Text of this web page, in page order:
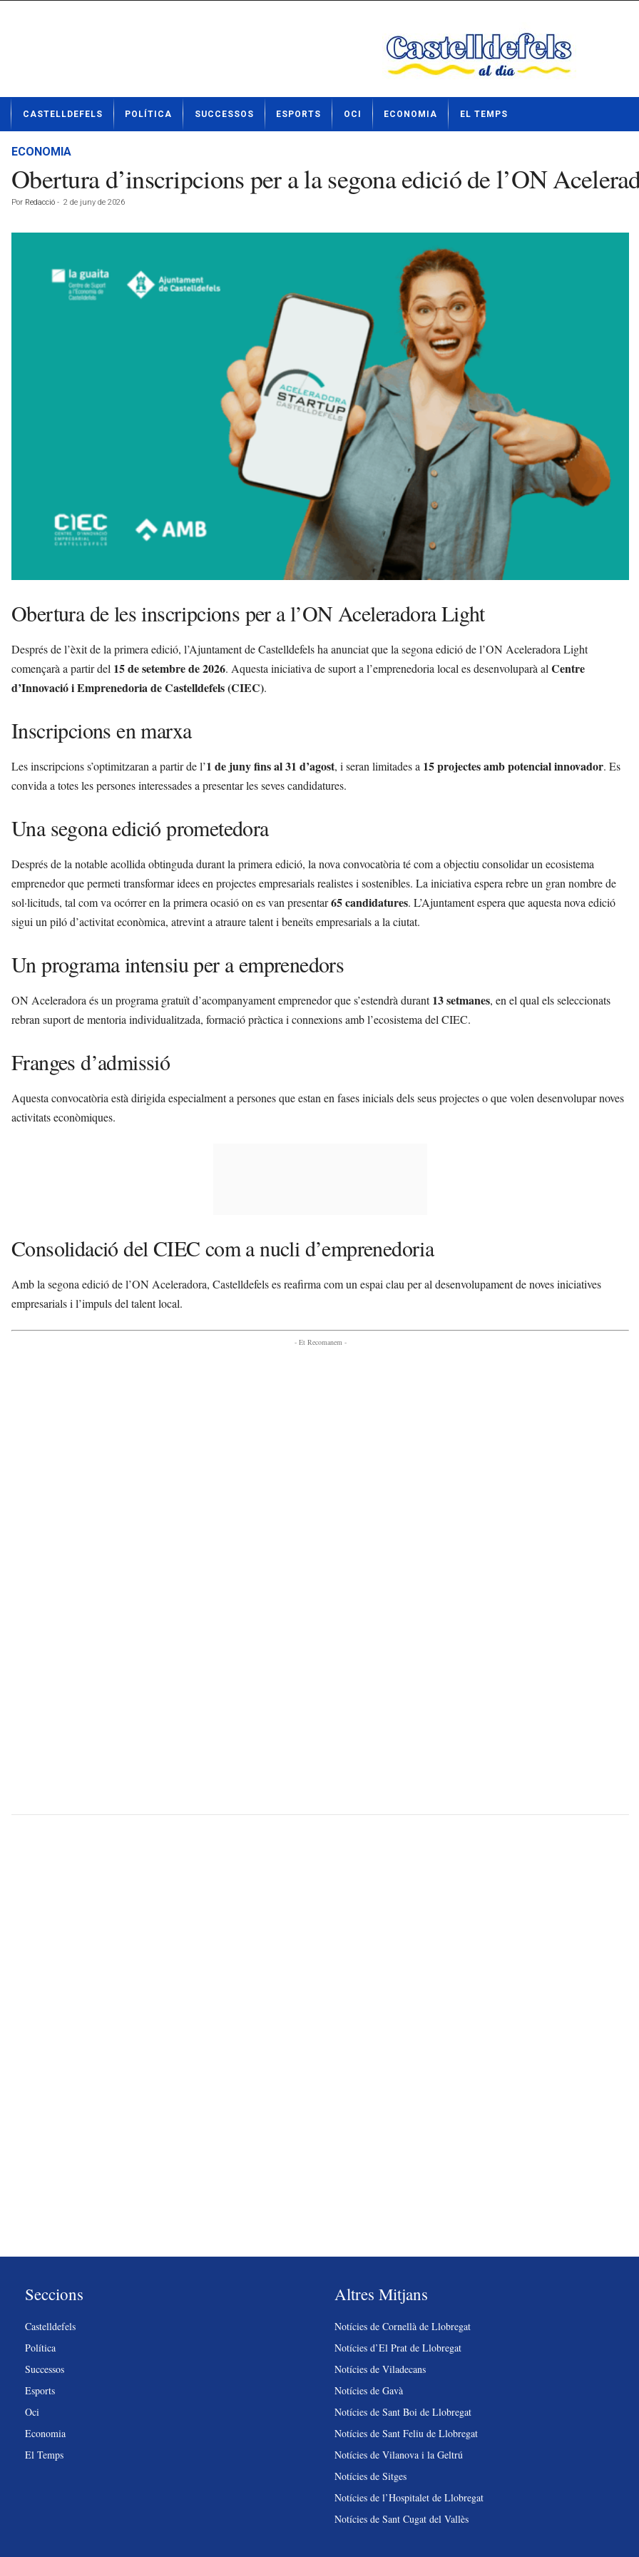
t
CASTELLDEFELS POLÍTICA SUCCESSOS ESPORTS OCI ECONOMIA EL TEMPS
ECONOMIA
Obertura d’inscripcions per a la segona edició de l’ON
Por Redacció - 2 de juny de 2026
Obertura de les inscripcions per a l’ON Aceleradora Light
Després de l’èxit de la primera edició, l’Ajuntament de Castelldefels ha anunciat que la segona edició de l’ON Aceleradora Light
començarà a partir del 15 de setembre de 2026. Aquesta iniciativa de suport a l’emprenedoria local es desenvoluparà alCentre
d’Innovació i Emprenedoria de Castelldefels (CIEC).
Inscripcions en marxa
Les inscripcions s’optimitzaran a partir de l’1 de juny fins al 31 d’agost, i seran limitades a 15 projectes amb potencial innovador. Es
convida a totes les persones interessades a presentar les seves candidatures.
Una segona edició prometedora
Després de la notable acollida obtinguda durant la primera edició, la nova convocatòria té com a objectiu consolidar un ecosistema
emprenedor que permeti transformar idees en projectes empresarials realistes i sostenibles. La iniciativa espera rebre un gran nombre de
sol·licituds, tal com va ocórrer en la primera ocasió on es van presentar65 candidatures. L’Ajuntament espera que aquesta nova edició
sigui un piló d’activitat econòmica, atrevint a atraure talent i beneïts empresarials a la ciutat.
Un programa intensiu per a emprenedors
ON Aceleradora és un programa gratuït d’acompanyament emprenedor que s’estendrà durant13 setmanes, en el qual els seleccionats
rebran suport de mentoria individualitzada, formació pràctica i connexions amb l’ecosistema del CIEC.
Franges d’admissió
Aquesta convocatòria està dirigida especialment a persones que estan en fases inicials dels seus projectes o que volen desenvolupar noves
activitats econòmiques.
Consolidació del CIEC com a nucli d’emprenedoria
Amb la segona edició de l’ON Aceleradora, Castelldefels es reafirma com un espai clau per al desenvolupament de noves iniciatives
empresarials i l’impuls del talent local.
- Et Recomanem -
Seccions
Castelldefels
Política
Successos
Esports
Oci
Economia
El Temps
Altres Mitjans
Notícies de Cornellà de Llobregat
Notícies d’El Prat de Llobregat
Notícies de Viladecans
Notícies de Gavà
Notícies de Sant Boi de Llobregat
Notícies de Sant Feliu de Llobregat
Notícies de Vilanova i la Geltrú
Notícies de Sitges
Notícies de l’Hospitalet de Llobregat
Notícies de Sant Cugat del Vallès